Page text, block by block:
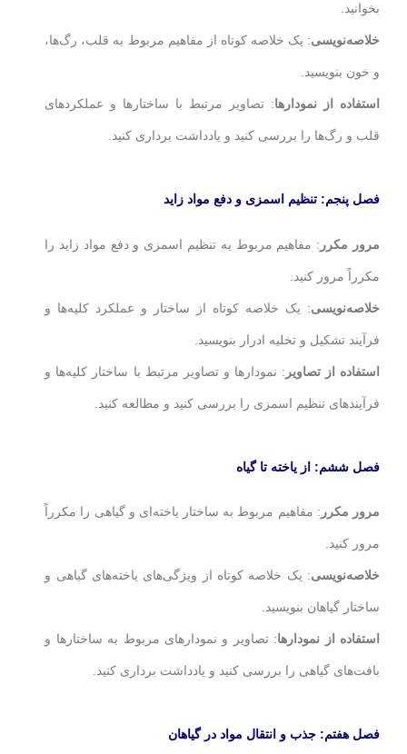
بخوانید.
خلاصه‌نویسی: یک خلاصه کوتاه از مفاهیم مربوط به قلب، رگ‌ها،
و خون بنویسید.
استفاده از نمودارها: تصاویر مرتبط با ساختارها و عملکردهای
قلب و رگ‌ها را بررسی کنید و یادداشت برداری کنید.
فصل پنجم: تنظیم اسمزی و دفع مواد زاید
مرور مکرر : مفاهیم مربوط به تنظیم اسمزی و دفع مواد زاید را
مکرراً مرور کنید.
خلاصه‌نویسی: یک خلاصه کوتاه از ساختار و عملکرد کلیه‌ها و
فرآیند تشکیل و تخلیه ادرار بنویسید.
استفاده از تصاویر : نمودارها و تصاویر مرتبط با ساختار کلیه‌ها و
فرآیندهای تنظیم اسمزی را بررسی کنید و مطالعه کنید.
فصل ششم: از یاخته تا گیاه
مرور مکرر : مفاهیم مربوط به ساختار یاخته‌ای و گیاهی را مکرراً
مرور کنید.
خلاصه‌نویسی: یک خلاصه کوتاه از ویژگی‌های یاخته‌های گیاهی و
ساختار گیاهان بنویسید.
استفاده از نمودارها: تصاویر و نمودارهای مربوط به ساختارها و
بافت‌های گیاهی را بررسی کنید و یادداشت برداری کنید.
فصل هفتم: جذب و انتقال مواد در گیاهان